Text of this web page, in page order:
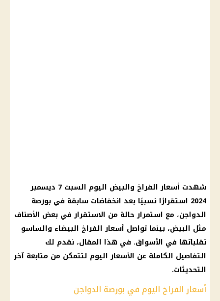
شهدت أسعار الفراخ والبيض اليوم السبت 7 ديسمبر
2024 استقرارًا نسبيًا بعد انخفاضات سابقة في بورصة
الدواجن، مع استمرار حالة من الاستقرار في بعض الأصناف
مثل البيض، بينما تواصل أسعار الفراخ البيضاء والساسو
تقلباتها في الأسواق. في هذا المقال، نقدم لك
التفاصيل الكاملة عن الأسعار اليوم لتتمكن من متابعة آخر
التحديثات.
أسعار الفراخ اليوم في بورصة الدواجن